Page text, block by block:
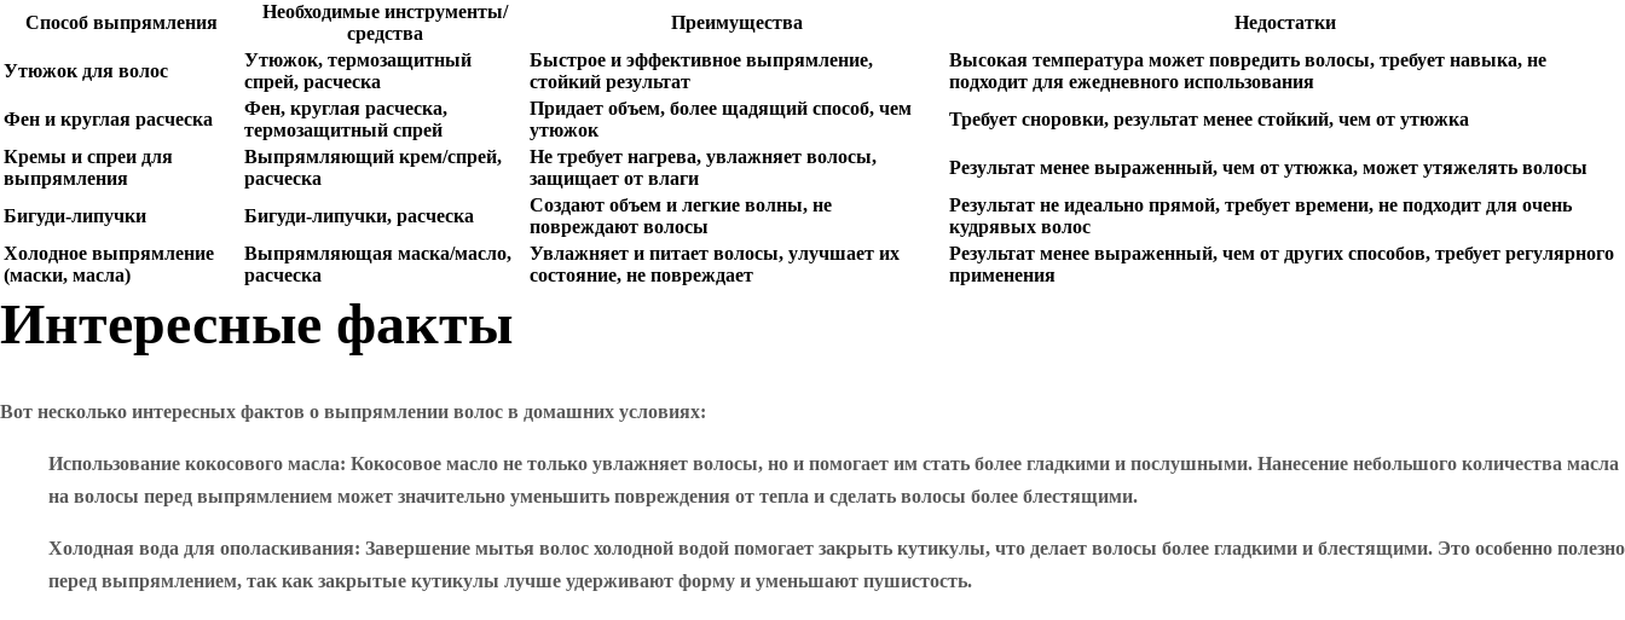
Способ выпрямления
Необходимые инструменты/
средства
Преимущества Недостатки
Утюжок для волос
Утюжок, термозащитный
спрей, расческа
Быстрое и эффективное выпрямление,
стойкий результат
Высокая температура может повредить волосы, требует навыка, не
подходит для ежедневного использования
Фен и круглая расческа
Фен, круглая расческа,
термозащитный спрей
Придает объем, более щадящий способ, чем
утюжок
Требует сноровки, результат менее стойкий, чем от утюжка
Кремы и спреи для
выпрямления
Выпрямляющий крем/спрей,
расческа
Не требует нагрева, увлажняет волосы,
защищает от влаги
Результат менее выраженный, чем от утюжка, может утяжелять волосы
Бигуди-липучки Бигуди-липучки, расческа
Создают объем и легкие волны, не
повреждают волосы
Результат не идеально прямой, требует времени, не подходит для очень
кудрявых волос
Холодное выпрямление
(маски, масла)
Выпрямляющая маска/масло,
расческа
Увлажняет и питает волосы, улучшает их
состояние, не повреждает
Результат менее выраженный, чем от других способов, требует регулярного
применения
Интересные факты
Вот несколько интересных фактов о выпрямлении волос в домашних условиях:
Использование кокосового масла: Кокосовое масло не только увлажняет волосы, но и помогает им стать более гладкими и послушными. Нанесение небольшого количества масла
на волосы перед выпрямлением может значительно уменьшить повреждения от тепла и сделать волосы более блестящими.
Холодная вода для ополаскивания: Завершение мытья волос холодной водой помогает закрыть кутикулы, что делает волосы более гладкими и блестящими. Это особенно полезно
перед выпрямлением, так как закрытые кутикулы лучше удерживают форму и уменьшают пушистость.